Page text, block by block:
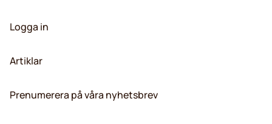
Logga in
Artiklar
Prenumerera på våra nyhetsbrev